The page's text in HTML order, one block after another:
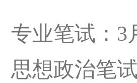
专业笔试： 3
思想政治笔